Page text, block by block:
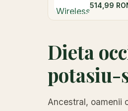
514,99
Dieta
potasiu-
Ancestral, oamenii